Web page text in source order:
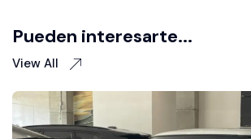
Pueden interesarte...
View All